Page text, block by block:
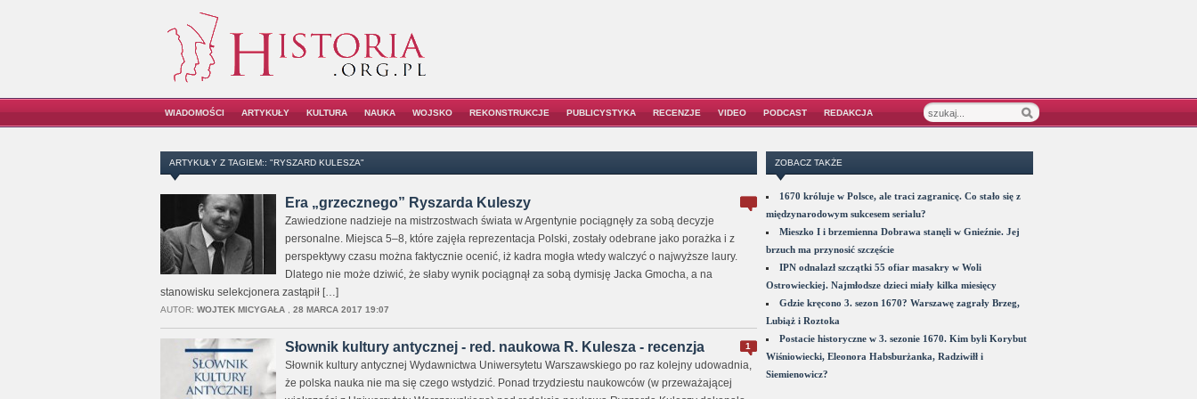
WIADOMOŚCI ARTYKUŁY KULTURA NAUKA WOJSKO REKONSTRUKCJE PUBLICYSTYKA RECENZJE VIDEO PODCAST REDAKCJA
ARTYKUŁY Z TAGIEM:: "RYSZARD KULESZA"
Era „grzecznego” Ryszarda Kuleszy
Zawiedzione nadzieje na mistrzostwach świata w Argentynie pociągnęły za sobą decyzje
personalne. Miejsca 5–8, które zajęła reprezentacja Polski, zostały odebrane jako porażka i z
perspektywy czasu można faktycznie ocenić, iż kadra mogła wtedy walczyć o najwyższe laury.
Dlatego nie może dziwić, że słaby wynik pociągnął za sobą dymisję Jacka Gmocha, a na
stanowisku selekcjonera zastąpił […]
AUTOR: WOJTEK MICYGAŁA, 28 MARCA 2017 19:07
1
Słownik kultury antycznej - red. naukowa R. Kulesza - recenzja
Słownik kultury antycznej Wydawnictwa Uniwersytetu Warszawskiego po raz kolejny udowadnia,
że polska nauka nie ma się czego wstydzić. Ponad trzydziestu naukowców (w przeważającej
ZOBACZ TAKŻE
1670 króluje w Polsce, ale traci zagranicę. Co stało się z
międzynarodowym sukcesem serialu?
Mieszko I i brzemienna Dobrawa stanęli w Gnieźnie. Jej
brzuch ma przynosić szczęście
IPN odnalazł szczątki 55 ofiar masakry w Woli
Ostrowieckiej. Najmłodsze dzieci miały kilka miesięcy
Gdzie kręcono 3. sezon 1670? Warszawę zagrały Brzeg,
Lubiąż i Roztoka
Postacie historyczne w 3. sezonie 1670. Kim byli Korybut
Wiśniowiecki, Eleonora Habsburżanka, Radziwiłł i
Siemienowicz?